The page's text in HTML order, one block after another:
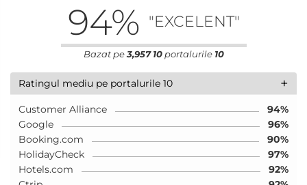
94% "EXCELENT"
Bazat pe3,957 10portalurile 10
+
Ratingul mediu pe portalurile 10
Customer Alliance
94%
Google
96%
Booking.com
90%
HolidayCheck
97%
Hotels.com
92%